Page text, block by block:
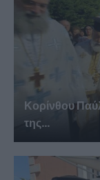
Κορίνθου
της...